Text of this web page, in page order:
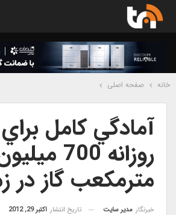
خانه صفحه اصلی
آمادگي کامل براي
روزانه 700
مترمکعب گاز در
خبرنگار مدیر سایت تاریخ انتشار اکتبر 29, 2012